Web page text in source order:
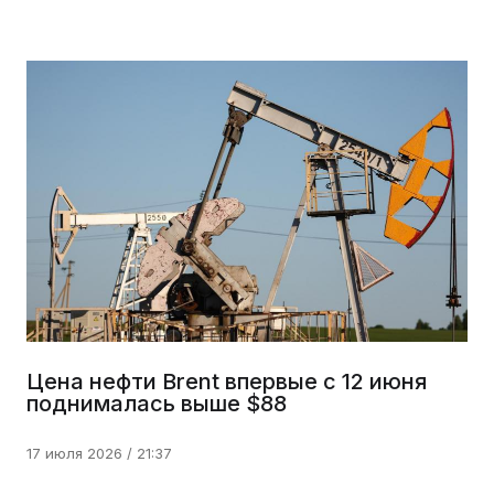
Цена нефти Brent впервые с 12 июня
поднималась выше $88
17 июля 2026 / 21:37